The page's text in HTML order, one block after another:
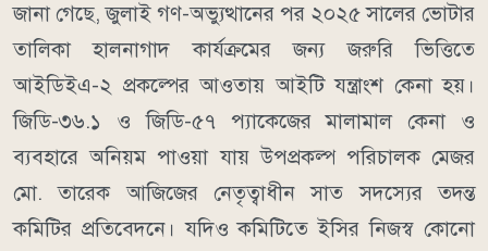
জানা গেছে, জুলাই গণ-অভ্যুত্থানের পর ২০২৫ সালের ভোটার
তালিকা হালনাগাদ কার্যক্রমের জন্য জরুরি ভিত্তিতে
আইডিইএ-২ প্রকল্পের আওতায় আইটি যন্ত্রাংশ কেনা হয়।
জিডি-৩৬.১ ও জিডি-৫৭ প্যাকেজের মালামাল কেনা ও
ব্যবহারে অনিয়ম পাওয়া যায় উপপ্রকল্প পরিচালক মেজর
মো. তারেক আজিজের নেতৃত্বাধীন সাত সদস্যের তদন্ত
কমিটির প্রতিবেদনে। যদিও কমিটিতে ইসির নিজস্ব কোনো